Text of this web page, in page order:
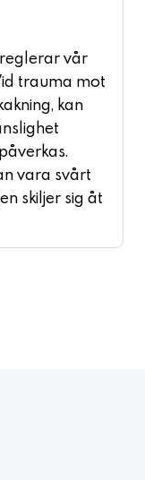
vår
trauma mot
kan
vara svårt
skiljer sig åt